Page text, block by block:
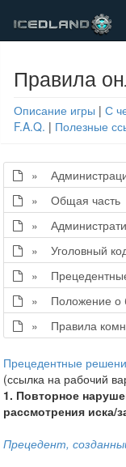
Правила
Описание игры | С
F.A.Q. | Полезные
»
» Общая часть
»
» Уголовный
»
» Положение о
» Правила
Прецедентные
(ссылка на рабочий
1. Повторное
рассмотрения
Прецедент,